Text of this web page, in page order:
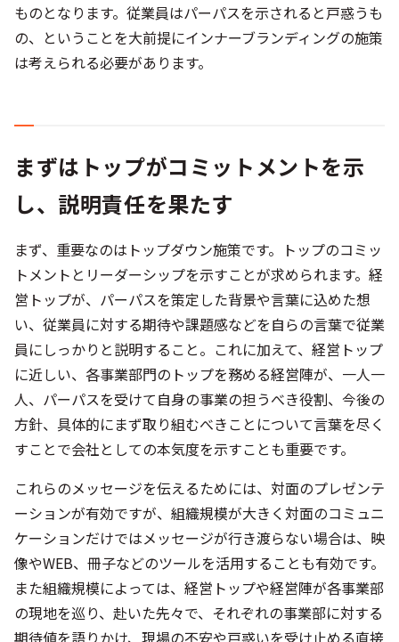
ものとなります。従業員はパーパスを示されると戸惑うも
の、ということを大前提にインナーブランディングの施策
は考えられる必要があります。
まずはトップがコミットメントを示
し、説明責任を果たす
まず、重要なのはトップダウン施策です。トップのコミッ
トメントとリーダーシップを示すことが求められます。経
営トップが、パーパスを策定した背景や言葉に込めた想
い、従業員に対する期待や課題感などを自らの言葉で従業
員にしっかりと説明すること。これに加えて、経営トップ
に近しい、各事業部門のトップを務める経営陣が、一人一
人、パーパスを受けて自身の事業の担うべき役割、今後の
方針、具体的にまず取り組むべきことについて言葉を尽く
すことで会社としての本気度を示すことも重要です。
これらのメッセージを伝えるためには、対面のプレゼンテ
ーションが有効ですが、組織規模が大きく対面のコミュニ
ケーションだけではメッセージが行き渡らない場合は、映
像やWEB、冊子などのツールを活用することも有効です。
また組織規模によっては、経営トップや経営陣が各事業部
の現地を巡り、赴いた先々で、それぞれの事業部に対する
期待値を語りかけ、現場の不安や戸惑いを受け止める直接